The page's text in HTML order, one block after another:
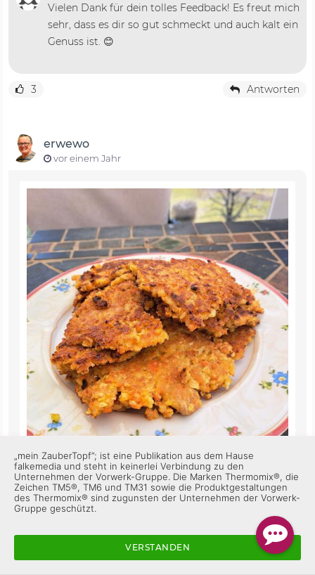
Vielen Dank für dein tolles Feedback! Es freut mich
sehr, dass es dir so gut schmeckt und auch kalt ein
Genuss ist. 😊
3 Antworten
erwewo
vor einem Jahr
„mein ZauberTopf”; ist eine Publikation aus dem Hause
falkemedia und steht in keinerlei Verbindung zu den
Unternehmen der Vorwerk-Gruppe. Die Marken Thermomix®, die
Zeichen TM5®, TM6 und TM31 sowie die Produktgestaltungen
des Thermomix® sind zugunsten der Unternehmen der Vorwerk-
Gruppe geschützt.
VERSTANDEN